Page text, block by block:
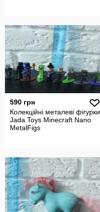
590 грн
Колекційні металеві фігурки
Jada Toys Minecraft Nano
MetalFigs